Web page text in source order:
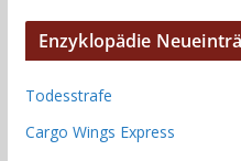
Enzyklopädie
Todesstrafe
Cargo Wings Express